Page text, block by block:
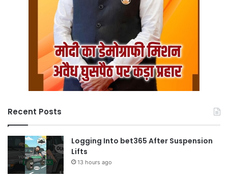
Recent Posts
Logging Into bet365 After Suspension
Lifts
13 hours ago